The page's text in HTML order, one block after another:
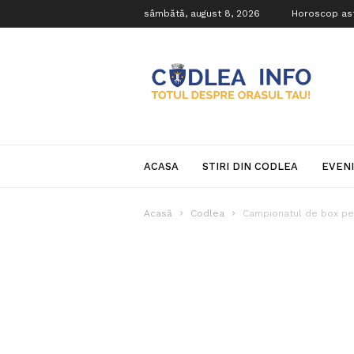
sâmbătă, august 8, 2026 Horoscop
Info
ACASA STIRI DIN CODLEA
Acasă Codlea Campionatul de box